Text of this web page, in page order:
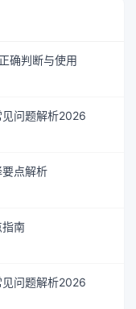
确判断与使用
问题解析2026
点解析
指南
问题解析2026